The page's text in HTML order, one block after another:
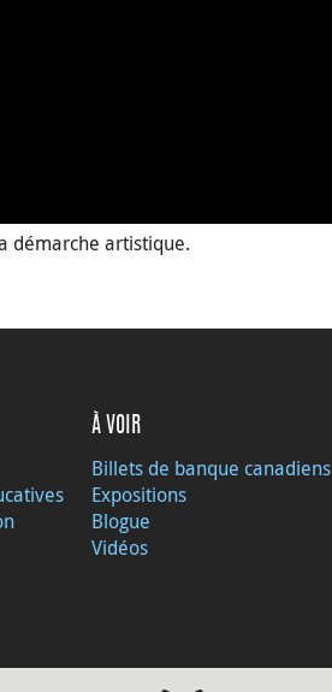
démarche artistique.
À VOIR
Billets de banque canadiens
Expositions
Blogue
Vidéos